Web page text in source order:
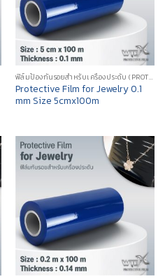
ฟิล์มป้องกันรอยสำหรับเครื่องประดับ (PROTECTIVE FILM FOR JEWELRY)
Protective Film for Jewelry 0.1
mm Size 5cmx100m